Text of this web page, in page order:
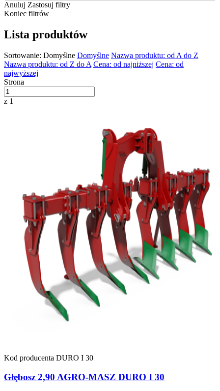
Anuluj Zastosuj filtry
Koniec filtrów
Lista produktów
Sortowanie: Domyślne Domyślne Nazwa produktu: od A do Z
Nazwa produktu: od Z do A Cena: od najniższej Cena: od
najwyższej
Strona
z 1
Kod producenta DURO I 30
Głębosz 2,90 AGRO-MASZ DURO I 30